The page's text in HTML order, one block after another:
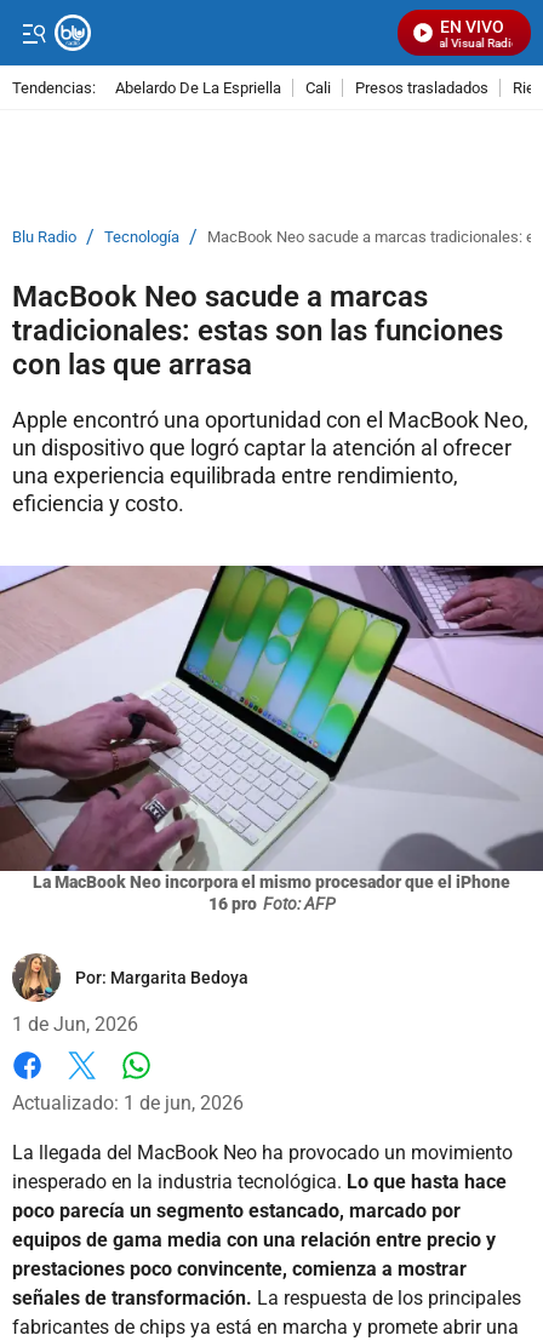
EN VIVO
Señal Visual Radio
Tendencias: Abelardo De La Espriella Cali Presos trasladados
Blu Radio / Tecnología / MacBook Neo sacude a marcas tradicionales:
MacBook Neo sacude a marcas
tradicionales: estas son las funciones
con las que arrasa
Apple encontró una oportunidad con el MacBook Neo,
un dispositivo que logró captar la atención al ofrecer
una experiencia equilibrada entre rendimiento,
eficiencia y costo.
La MacBook Neo incorpora el mismo procesador que el iPhone
16 pro Foto: AFP
Por: Margarita Bedoya
1 de Jun, 2026
Facebook
X
Actualizado: 1 de jun, 2026
La llegada del MacBook Neo ha provocado un movimiento
inesperado en la industria tecnológica. Lo que hasta hace
poco parecía un segmento estancado, marcado por
equipos de gama media con una relación entre precio y
prestaciones poco convincente, comienza a mostrar
señales de transformación. La respuesta de los principales
fabricantes de chips ya está en marcha y promete abrir una